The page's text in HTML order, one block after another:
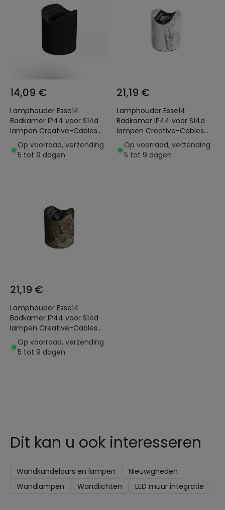
14,09 €
Lamphouder Esse14
Badkamer IP44 voor S14d
lampen Creative-Cables
PLS14DPB
Op voorraad, verzending
5 tot 9 dagen
21,19 €
Lamphouder Esse14
Badkamer IP44 voor S14d
lampen Creative-Cables
PLS14DPB
Op voorraad, verzending
5 tot 9 dagen
21,19 €
Lamphouder Esse14
Badkamer IP44 voor S14d
lampen Creative-Cables
PLS14DPB
Op voorraad, verzending
5 tot 9 dagen
Dit kan u ook interesseren
Wandkandelaars en lampen
Nieuwigheden
Wandlampen
Wandlichten LED muur integratie